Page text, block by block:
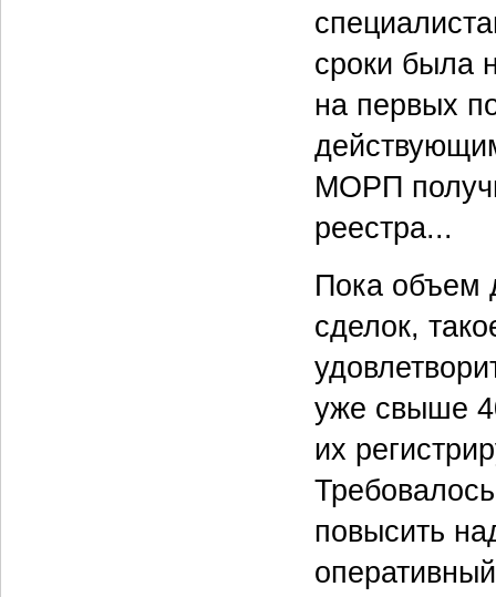
сроки была
на первых
МОРП
реестра...
Пока объем
сделок,
уже свыше
их
повысить